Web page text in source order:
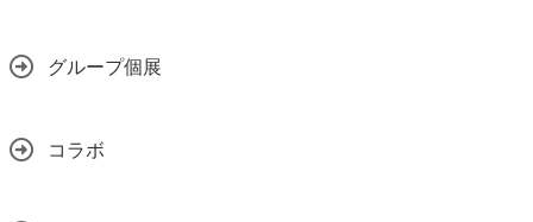
グループ個展
コラボ